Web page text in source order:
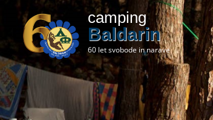
camping
Baldarin
60 let svobode in narave